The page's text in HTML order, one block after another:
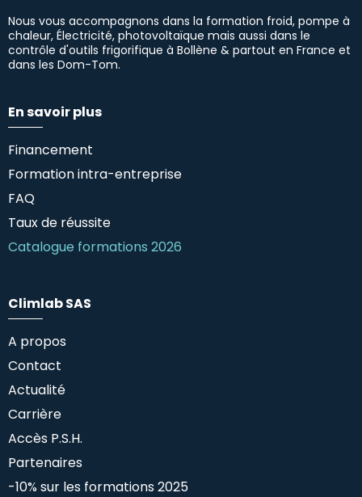
Nous vous accompagnons dans la formation froid, pompe à
chaleur, Électricité, photovoltaïque mais aussi dans le
contrôle d'outils frigorifique à Bollène & partout en France et
dans les Dom-Tom.
En savoir plus
Financement
Formation intra-entreprise
FAQ
Taux de réussite
Catalogue formations 2026
Climlab SAS
A propos
Contact
Actualité
Carrière
Accès P.S.H.
Partenaires
-10% sur les formations 2025